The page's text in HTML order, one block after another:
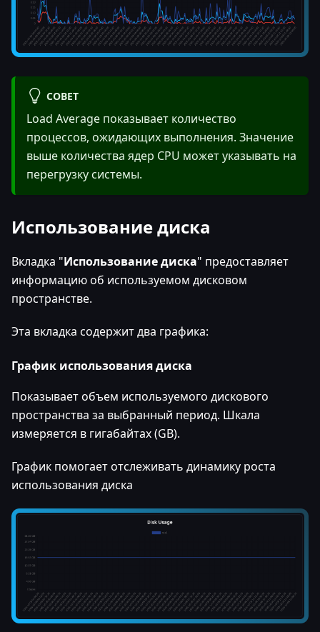
СОВЕТ
Load Average показывает количество
процессов, ожидающих выполнения. Значение
выше количества ядер CPU может указывать на
перегрузку системы.
Использование диска
Вкладка "Использование диска" предоставляет
информацию об используемом дисковом
пространстве.
Эта вкладка содержит два графика:
График использования диска
Показывает объем используемого дискового
пространства за выбранный период. Шкала
измеряется в гигабайтах (GB).
График помогает отслеживать динамику роста
использования диска